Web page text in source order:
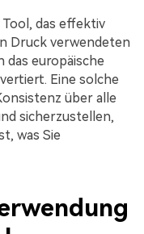
Tool, das effektiv
Druck verwendeten
das europäische
Eine solche
über alle
sicherzustellen,
was Sie